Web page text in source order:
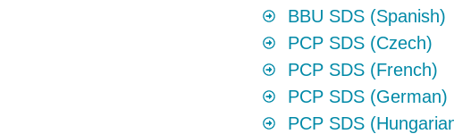
BBU SDS (Spanish)
PCP SDS (Czech)
PCP SDS (French)
PCP SDS (German)
PCP SDS